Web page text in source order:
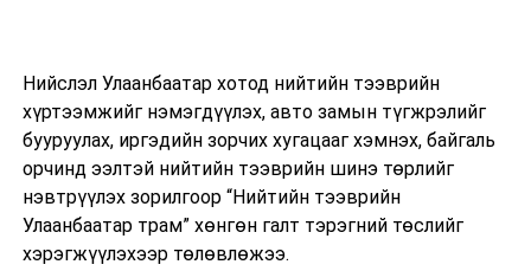
асууж, хариулт авсан бол Улсын Их Хурлын гишүүн
Л.Соронзонболд нэр дэвшигчтэй холбогдуулан үг
хэллээ.
Дараа нь нэр дэвшигч Дамдиндоржийн
Мягмарцэрэнг сонсгол даргалагч танилцууллаа.
Нийслэл Улаанбаатар хотод нийтийн тээврийн
хүртээмжийг нэмэгдүүлэх, авто замын түгжрэлийг
бууруулах, иргэдийн зорчих хугацааг хэмнэх, байгаль
орчинд ээлтэй нийтийн тээврийн шинэ төрлийг
нэвтрүүлэх зорилгоор “Нийтийн тээврийн
Улаанбаатар трам” хөнгөн галт тэрэгний төслийг
хэрэгжүүлэхээр төлөвлөжээ.